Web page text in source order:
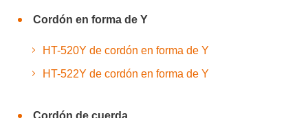
Cordón en forma de Y
HT-520Y de cordón en forma de Y
HT-522Y de cordón en forma de Y
Cordón de cuerda